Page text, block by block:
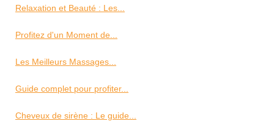
Relaxation et Beauté : Les...
Profitez d'un Moment de...
Les Meilleurs Massages...
Guide complet pour profiter...
Cheveux de sirène : Le guide...